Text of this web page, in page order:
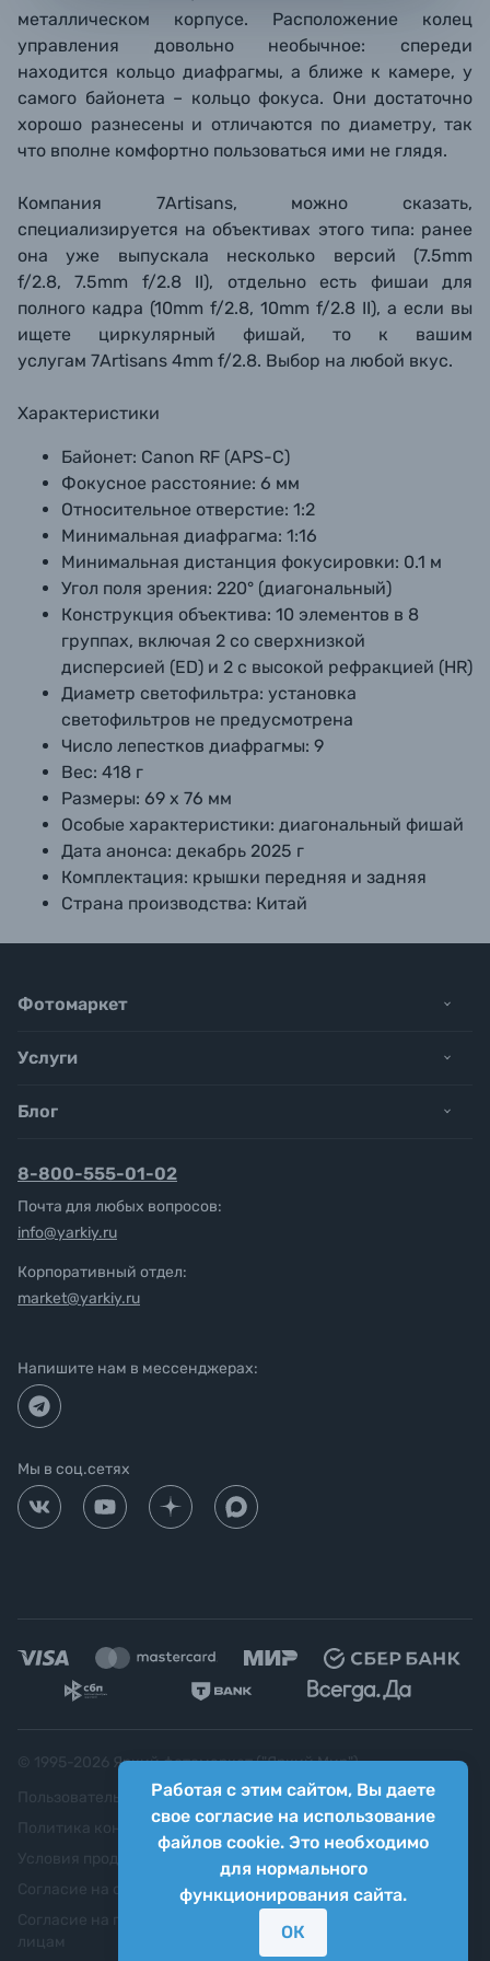
металлическом корпусе. Расположение колец
управления довольно необычное: спереди
находится кольцо диафрагмы, а ближе к камере, у
самого байонета – кольцо фокуса. Они достаточно
хорошо разнесены и отличаются по диаметру, так
что вполне комфортно пользоваться ими не глядя.
Компания 7Artisans, можно сказать,
специализируется на объективах этого типа: ранее
она уже выпускала несколько версий (7.5mm
f/2.8, 7.5mm f/2.8 II), отдельно есть фишаи для
полного кадра (10mm f/2.8, 10mm f/2.8 II), а если вы
ищете циркулярный фишай, то к вашим
услугам 7Artisans 4mm f/2.8. Выбор на любой вкус.
Характеристики
Байонет: Canon RF (APS-C)
Фокусное расстояние: 6 мм
Относительное отверстие: 1:2
Минимальная диафрагма: 1:16
Минимальная дистанция фокусировки: 0.1 м
Угол поля зрения: 220° (диагональный)
Конструкция объектива: 10 элементов в 8
группах, включая 2 со сверхнизкой
дисперсией (ED) и 2 с высокой рефракцией (HR)
Диаметр светофильтра: установка
светофильтров не предусмотрена
Число лепестков диафрагмы: 9
Вес: 418 г
Размеры: 69 х 76 мм
Особые характеристики: диагональный фишай
Дата анонса: декабрь 2025 г
Комплектация: крышки передняя и задняя
Страна производства: Китай
Работая с этим сайтом, Вы даете
свое согласие на использование
файлов cookie. Это необходимо
для нормального
функционирования сайта.
ОК
Фотомаркет
Услуги
Блог
8-800-555-01-02
Почта для любых вопросов:
info@yarkiy.ru
Корпоративный отдел:
market@yarkiy.ru
Напишите нам в мессенджерах:
Мы в соц.сетях
Яркий фотомаркет ("Яркий Мир")
Пользовательское соглашение
Политика конфиденциальности
Согласие на обработку персональных данных